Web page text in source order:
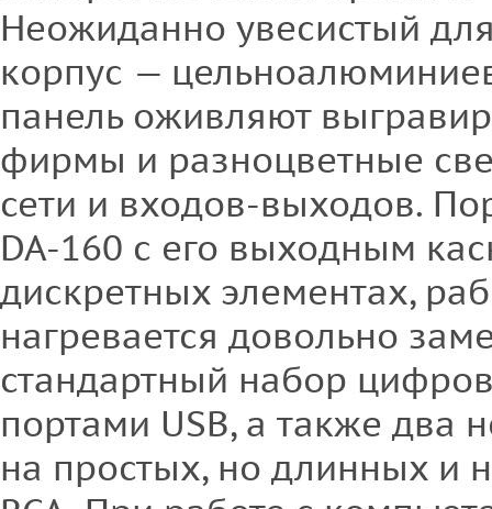
Неожиданно увесистый
корпус —
панель оживляют
фирмы и разноцветные
сети и входов-выходов.
DA-160 с его выходным
дискретных элементах,
нагревается довольно
стандартный набор
портами USB, а также два
на простых, но длинных и